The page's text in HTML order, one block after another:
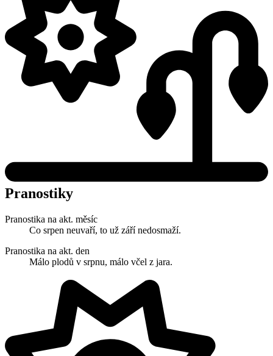
Pranostiky
Pranostika na akt. měsíc
Co srpen neuvaří, to už září nedosmaží.
Pranostika na akt. den
Málo plodů v srpnu, málo včel z jara.